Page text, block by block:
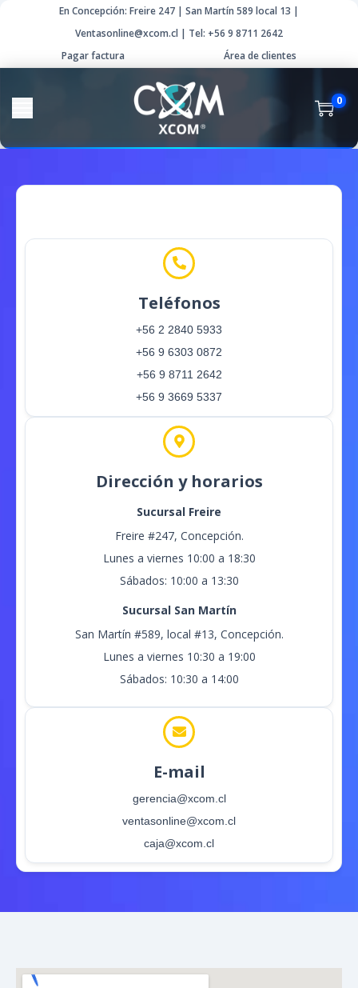
En Concepción: Freire 247 | San Martín 589 local 13 |
Ventasonline@xcom.cl | Tel: +56 9 8711 2642
Pagar factura
Área de clientes
0
Teléfonos
+56 2 2840 5933
+56 9 6303 0872
+56 9 8711 2642
+56 9 3669 5337
Dirección y horarios
Sucursal Freire
Freire #247, Concepción.
Lunes a viernes 10:00 a 18:30
Sábados: 10:00 a 13:30
Sucursal San Martín
San Martín #589, local #13, Concepción.
Lunes a viernes 10:30 a 19:00
Sábados: 10:30 a 14:00
E-mail
gerencia@xcom.cl
ventasonline@xcom.cl
caja@xcom.cl